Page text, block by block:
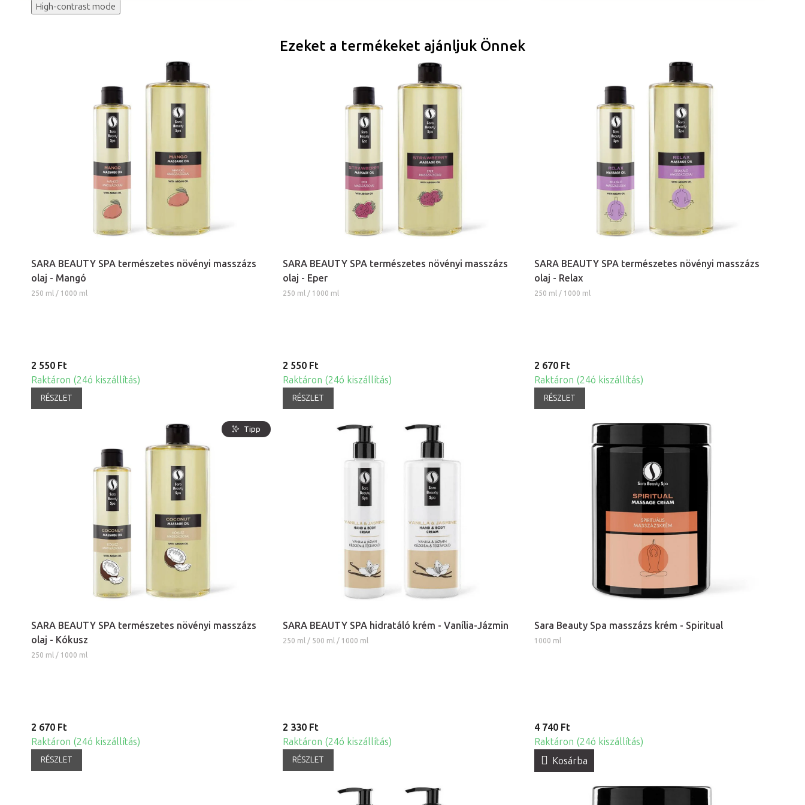
High-contrast mode
Ezeket a termékeket ajánljuk Önnek
SARA BEAUTY SPA természetes növényi masszázs
olaj - Mangó
250 ml / 1000 ml
2 550 Ft
Raktáron (24ó kiszállítás)
RÉSZLET
SARA BEAUTY SPA természetes növényi masszázs
olaj - Eper
250 ml / 1000 ml
2 550 Ft
Raktáron (24ó kiszállítás)
RÉSZLET
SARA BEAUTY SPA természetes növényi masszázs
olaj - Relax
250 ml / 1000 ml
2 670 Ft
Raktáron (24ó kiszállítás)
RÉSZLET
Tipp
SARA BEAUTY SPA természetes növényi masszázs
olaj - Kókusz
250 ml / 1000 ml
2 670 Ft
Raktáron (24ó kiszállítás)
RÉSZLET
SARA BEAUTY SPA hidratáló krém - Vanília-Jázmin
250 ml / 500 ml / 1000 ml
2 330 Ft
Raktáron (24ó kiszállítás)
RÉSZLET
Sara Beauty Spa masszázs krém - Spiritual
1000 ml
4 740 Ft
Raktáron (24ó kiszállítás)
Kosárba